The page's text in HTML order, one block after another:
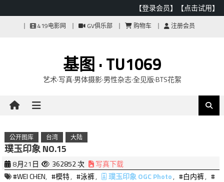
【登录会员】 【点击试用】
419电影网 GV俱乐部 购物车 注册会员
基图 · TU1069
艺术·写真·男体摄影·男性杂志·全见版·BTS花絮
公开图库 台湾 大陆
璞玉印象 NO.15
8月21日 362852 次
写真下载
#WEI CHEN, #模特, #泳裤, 璞玉印象 OGC Photo, #白内裤, #